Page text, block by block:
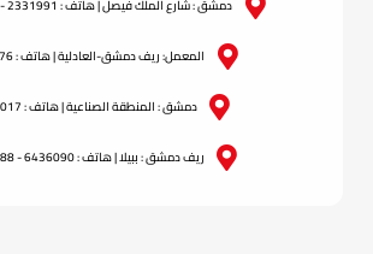
دمشق : شارع الملك فيصل | هاتف : 2331991 - 2331990
المعمل: ريف دمشق-العادلية | هاتف : 6918776
دمشق : المنطقة الصناعية | هاتف : 5427017
ريف دمشق : ببيلا | هاتف : 6436090 - 6436088